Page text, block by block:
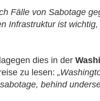
Fälle von Sabotage
Infrastruktur ist
dies in der
zu lesen:
behind